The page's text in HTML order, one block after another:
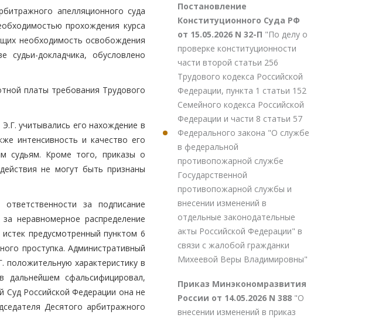
апелляционного суда
прохождения курса
необходимость освобождения
докладчика, обусловлено
платы требования Трудового
учитывались его нахождение в
интенсивность и качество его
судьям. Кроме того, приказы о
не могут быть признаны
за подписание
неравномерное распределение
предусмотренный пунктом 6
проступка. Административный
характеристику в
сфальсифицировал,
Российской Федерации она не
Десятого арбитражного
Постановление
Конституционного Суда РФ
от 15.05.2026 N 32-П "По делу о
проверке конституционности
части второй статьи 256
Трудового кодекса Российской
Федерации, пункта 1 статьи 152
Семейного кодекса Российской
Федерации и части 8 статьи 57
Федерального закона "О службе
в федеральной
противопожарной службе
Государственной
противопожарной службы и
внесении изменений в
отдельные законодательные
акты Российской Федерации" в
связи с жалобой гражданки
Михеевой Веры Владимировны"
Приказ Минэкономразвития
России от 14.05.2026 N 388 "О
внесении изменений в приказ